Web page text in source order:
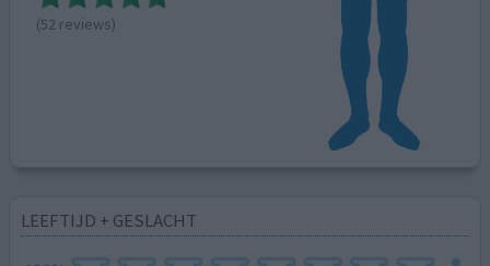
(52 reviews)
LEEFTIJD + GESLACHT